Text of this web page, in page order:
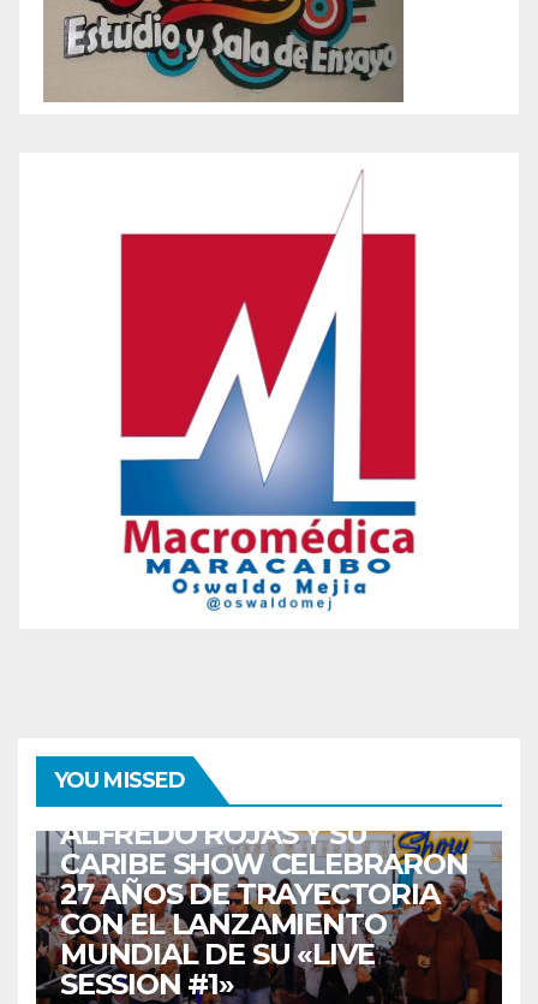
YOU MISSED
ZULIA
ALFREDO ROJAS Y SU
CARIBE SHOW CELEBRARON
27 AÑOS DE TRAYECTORIA
CON EL LANZAMIENTO
MUNDIAL DE SU «LIVE
SESSION #1»